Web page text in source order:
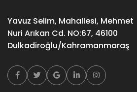
Yavuz Selim, Mahallesi, Mehmet
Nuri Arıkan Cd. NO:67, 46100
Dulkadiroğlu/Kahramanmaraş
Facebook
TwitterGoogleLinkedinInstagram